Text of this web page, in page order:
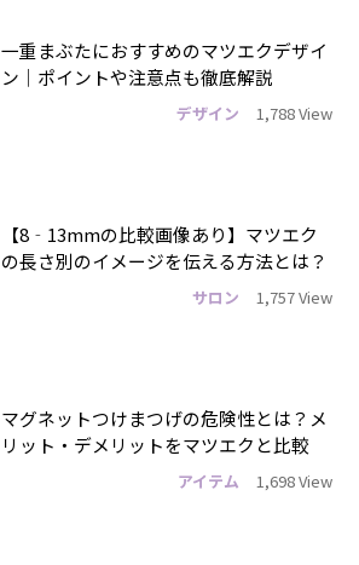
一重まぶたにおすすめのマツエクデザイ
ン｜ポイントや注意点も徹底解説
デザイン 1,788 View
【8‐13mmの比較画像あり】マツエク
の長さ別のイメージを伝える方法とは？
サロン 1,757 View
マグネットつけまつげの危険性とは？メ
リット・デメリットをマツエクと比較
アイテム 1,698 View